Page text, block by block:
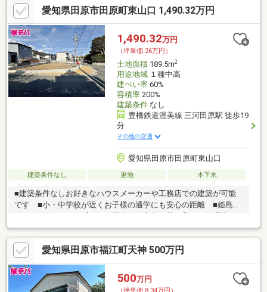
愛知県田原市田原町東山口 1,490.32万円
1,490.32万円
（坪単価:26万円）
土地面積189.5m2
用途地域１種中高
建ぺい率60%
容積率200%
建築条件なし
豊橋鉄道渥美線 三河田原駅 徒歩19
分
その他の交通
愛知県田原市田原町東山口
建築条件なし 更地 本下水
■建築条件なしお好きなハウスメーカーや工務店での建築が可能
です ■小・中学校が近くお子様の通学にも安心の距離 ■姫島港
愛知県田原市福江町天神 500万円
500万円